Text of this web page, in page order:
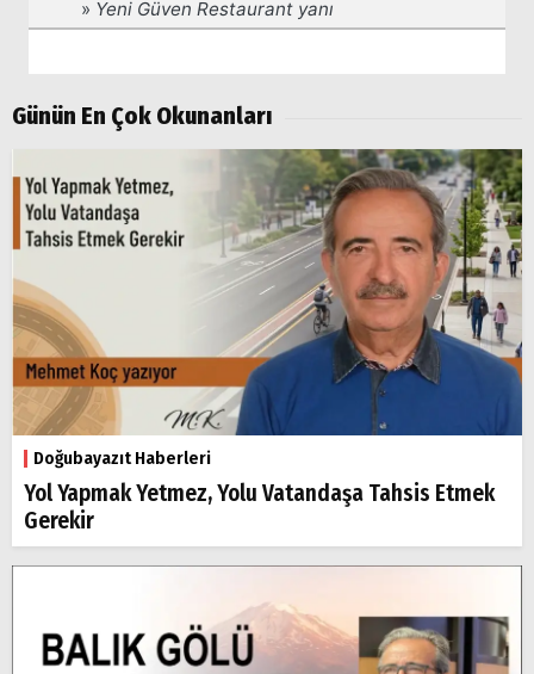
Günün En Çok Okunanları
Doğubayazıt Haberleri
Yol Yapmak Yetmez, Yolu Vatandaşa Tahsis Etmek
Gerekir